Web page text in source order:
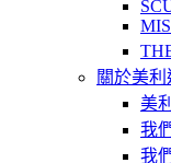
關於美利
美
我
我